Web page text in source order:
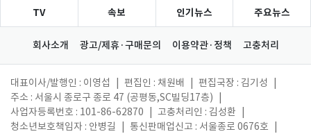
TV 속보 인기뉴스 주요뉴스
회사소개 광고/제휴·구매문의 이용약관·정책 고충처리
대표이사/발행인 : 이영섭 편집인 : 채원배 편집국장 : 김기성
주소 : 서울시 종로구 종로 47 (공평동,SC빌딩17층)
사업자등록번호 : 101-86-62870
고충처리인 : 김성환
청소년보호책임자 : 안병길
통신판매업신고 : 서울종로 0676호